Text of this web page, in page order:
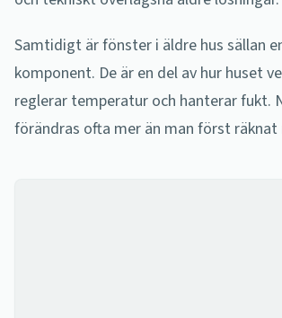
Samtidigt är fönster i äldre hus sällan
komponent. De är en del av hur huset
reglerar temperatur och hanterar fukt.
förändras ofta mer än man först räknat